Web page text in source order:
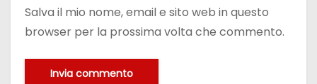
Salva il mio nome, email e sito web in questo
browser per la prossima volta che commento.